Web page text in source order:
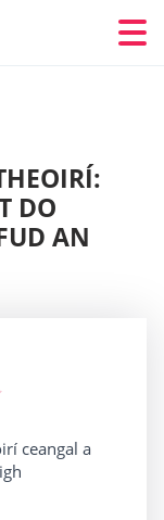
DO
AN
ceangal a